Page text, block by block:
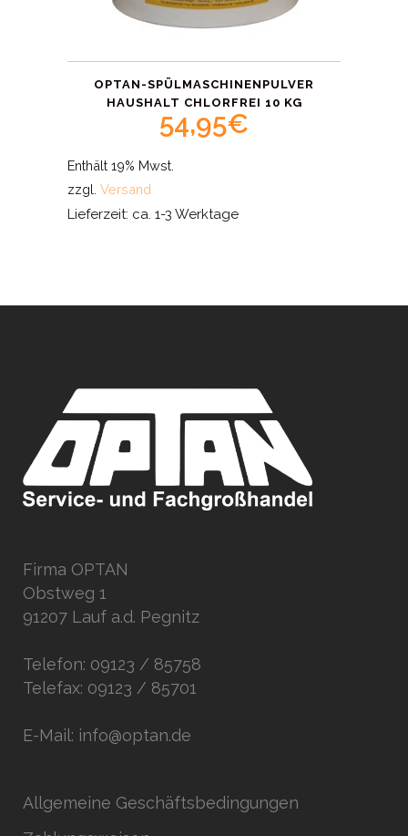
OPTAN-SPÜLMASCHINENPULVER
HAUSHALT CHLORFREI 10 KG
54,95€
Enthält 19% Mwst.
zzgl. Versand
Lieferzeit: ca. 1-3 Werktage
Firma OPTAN
Obstweg 1
91207 Lauf a.d. Pegnitz
Telefon: 09123 / 85758
Telefax: 09123 / 85701
E-Mail: info@optan.de
Allgemeine Geschäftsbedingungen